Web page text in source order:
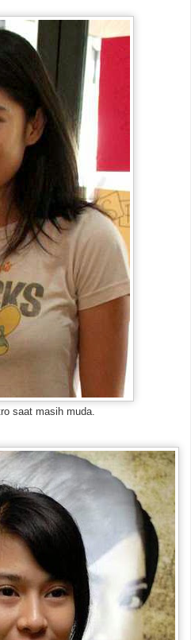
saat masih muda.